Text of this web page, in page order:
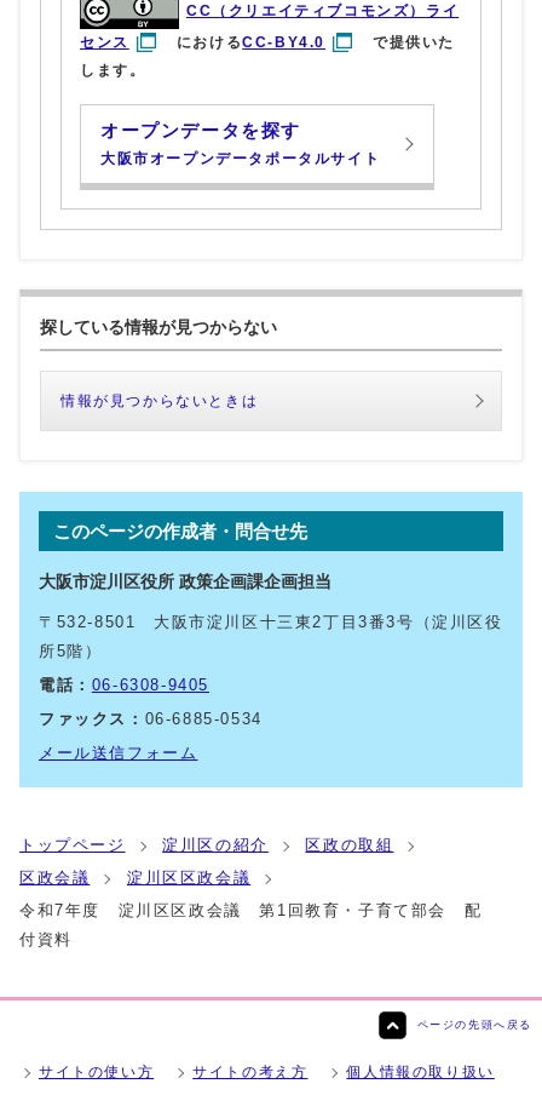
CC（クリエイティブコモンズ）ライ
センス
におけるCC-BY4.0
で提供いた
します。
オープンデータを探す
大阪市オープンデータポータルサイト
探している情報が見つからない
情報が見つからないときは
このページの作成者・問合せ先
大阪市淀川区役所 政策企画課企画担当
〒532-8501 大阪市淀川区十三東2丁目3番3号（淀川区役
所5階）
電話： 06-6308-9405
ファックス： 06-6885-0534
メール送信フォーム
トップページ 淀川区の紹介
区政の取組
区政会議
淀川区区政会議
令和7年度 淀川区区政会議 第1回教育・子育て部会 配
付資料
ページの先頭へ戻る
サイトの使い方 サイトの考え方 個人情報の取り扱い